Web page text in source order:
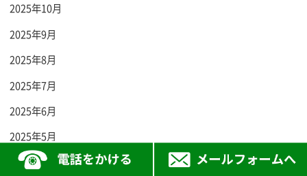
2025年10月
2025年9月
2025年8月
2025年7月
2025年6月
2025年5月
2025年4月